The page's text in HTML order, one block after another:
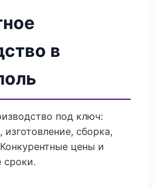
в
под ключ:
сборка,
цены и
сроки.